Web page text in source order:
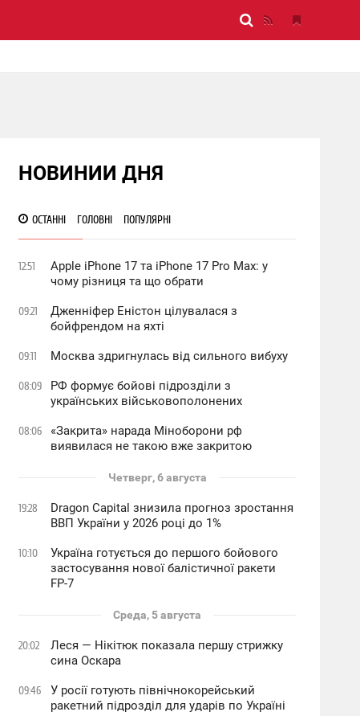
НОВИНИИ ДНЯ
ОСТАННІ ГОЛОВНІ ПОПУЛЯРНІ
12:51
Apple iPhone 17 та iPhone 17 Pro Max: у
чому різниця та що обрати
09:21
Дженніфер Еністон цілувалася з
бойфрендом на яхті
09:11 Москва здригнулась від сильного вибуху
08:09
РФ формує бойові підрозділи з
українських військовополонених
08:06
«Закрита» нарада Міноборони рф
виявилася не такою вже закритою
Четверг, 6 августа
19:28
Dragon Capital знизила прогноз зростання
ВВП України у 2026 році до 1%
10:10
Україна готується до першого бойового
застосування нової балістичної ракети
FP-7
Среда, 5 августа
20:02
Леся — Нікітюк показала першу стрижку
сина Оскара
09:46
У росії готують північнокорейський
ракетний підрозділ для ударів по Україні